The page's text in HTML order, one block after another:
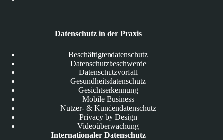
Datenschutz in der Praxis
Beschäftigtendatenschutz
Datenschutzbeschwerde
Datenschutzvorfall
Gesundheitsdatenschutz
Gesichtserkennung
Mobile Business
Nutzer- & Kundendatenschutz
Privacy by Design
Videoüberwachung
Internationaler Datenschutz